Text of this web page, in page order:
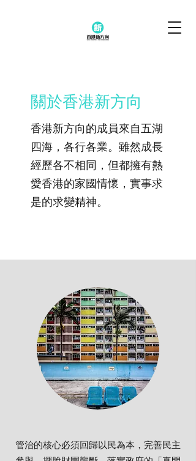
關於香港新方向
香港新方向的成員來自五湖
四海，各行各業。雖然成長
經歷各不相同，但都擁有熱
愛香港的家國情懷，實事求
是的求變精神。
管治的核心必須回歸以民為本，完善民主